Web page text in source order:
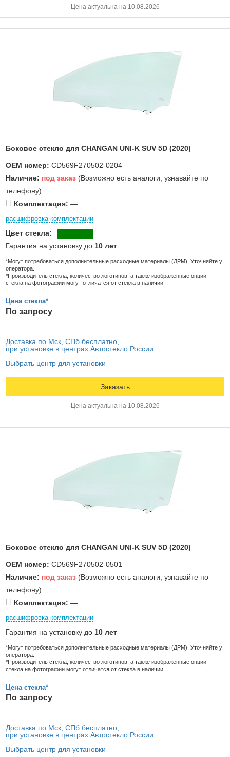
Цена актуальна на 10.08.2026
Боковое стекло для CHANGAN UNI-K SUV 5D (2020)
OEM номер: CD569F270502-0204
Наличие: под заказ (Возможно есть аналоги, узнавайте по
телефону)
Комплектация: —
расшифровка комплектации
Цвет стекла:
Гарантия на установку до 10 лет
*Могут потребоваться дополнительные расходные материалы (ДРМ). Уточняйте у
оператора.
*Производитель стекла, количество логотипов, а также изображенные опции
стекла на фотографии могут отличатся от стекла в наличии.
Цена стекла*
По запросу
Доставка по Мск, СПб бесплатно,
при установке в центрах Автостекло России
Выбрать центр для установки
Заказать
Цена актуальна на 10.08.2026
Боковое стекло для CHANGAN UNI-K SUV 5D (2020)
OEM номер: CD569F270502-0501
Наличие: под заказ (Возможно есть аналоги, узнавайте по
телефону)
Комплектация: —
расшифровка комплектации
Гарантия на установку до 10 лет
*Могут потребоваться дополнительные расходные материалы (ДРМ). Уточняйте у
оператора.
*Производитель стекла, количество логотипов, а также изображенные опции
стекла на фотографии могут отличатся от стекла в наличии.
Цена стекла*
По запросу
Доставка по Мск, СПб бесплатно,
при установке в центрах Автостекло России
Выбрать центр для установки